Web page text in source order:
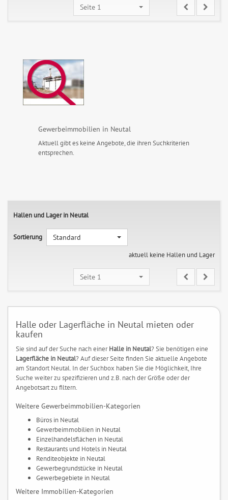
Seite 1
Gewerbeimmobilien in Neutal
Aktuell gibt es keine Angebote, die ihren Suchkriterien
entsprechen.
Hallen und Lager in Neutal
Sortierung
Standard
aktuell keine Hallen und Lager
Seite 1
Halle oder Lagerfläche in Neutal mieten oder
kaufen
Sie sind auf der Suche nach einerHalle in Neutal? Sie benötigen eine
Lagerfläche in Neutal? Auf dieser Seite finden Sie aktuelle Angebote
am Standort Neutal. In der Suchbox haben Sie die Möglichkeit, Ihre
Suche weiter zu spezifizieren und z.B. nach der Größe oder der
Angebotsart zu filtern.
Weitere Gewerbeimmobilien-Kategorien
Büros in Neutal
Gewerbeimmobilien in Neutal
Einzelhandelsflächen in Neutal
Restaurants und Hotels in Neutal
Renditeobjekte in Neutal
Gewerbegrundstücke in Neutal
Gewerbegebiete in Neutal
Weitere Immobilien-Kategorien